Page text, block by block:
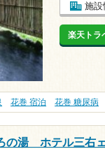
施設
楽天トラ
花巻 宿泊 花巻 糖尿病
の湯 ホテル三右